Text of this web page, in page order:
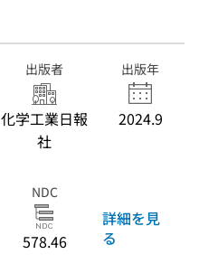
出版者
化学工業日報
社
出版年
2024.9
NDC
578.46
詳細を見
る